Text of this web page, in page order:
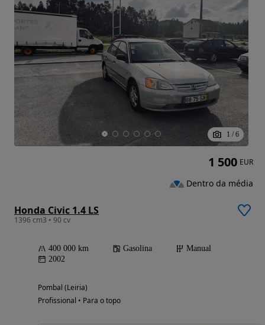
1 / 6
Honda Civic 1.4 LS
1396 cm3 • 90 cv
400 000 km Gasolina
Manual
2002
Pombal (Leiria)
Profissional • Para o topo
1 500 EUR
Dentro da média